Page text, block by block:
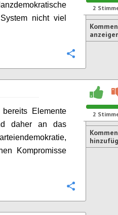
nicht viel
2
Elemente
daher an das
Kompromisse
2